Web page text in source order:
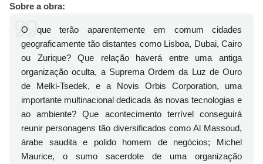
Sobre a obra:
O que terão aparentemente em comum cidades
geograficamente tão distantes como Lisboa, Dubai, Cairo
ou Zurique? Que relação haverá entre uma antiga
organização oculta, a Suprema Ordem da Luz de Ouro
de Melki-Tsedek, e a Novis Orbis Corporation, uma
importante multinacional dedicada às novas tecnologias e
ao ambiente? Que acontecimento terrível conseguirá
reunir personagens tão diversificados como Al Massoud,
árabe saudita e polido homem de negócios; Michel
Maurice, o sumo sacerdote de uma organização